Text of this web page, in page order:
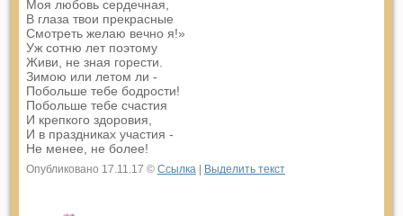
Моя любовь сердечная,
В глаза твои прекрасные
Смотреть желаю вечно я!»
Уж сотню лет поэтому
Живи, не зная горести.
Зимою или летом ли -
Побольше тебе бодрости!
Побольше тебе счастия
И крепкого здоровия,
И в праздниках участия -
Не менее, не более!
Опубликовано 17.11.17 © Ссылка| Выделить текст